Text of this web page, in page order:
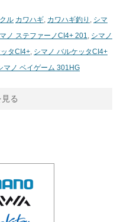
ル カワハギ, カワハギ釣り , シマ
ノ ステファーノCI4+ 201, シマノ
タCI4+, シマノ バルケッタCI4+
マノ ベイゲーム 301HG
る